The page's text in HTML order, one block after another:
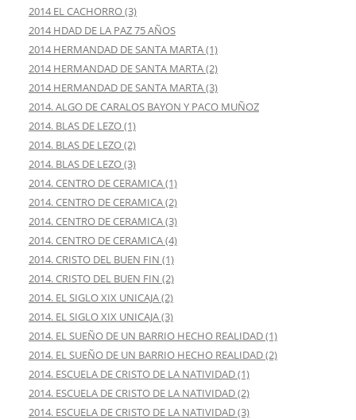
2014 EL CACHORRO (3)
2014 HDAD DE LA PAZ 75 AÑOS
2014 HERMANDAD DE SANTA MARTA (1)
2014 HERMANDAD DE SANTA MARTA (2)
2014 HERMANDAD DE SANTA MARTA (3)
2014. ALGO DE CARALOS BAYON Y PACO MUÑOZ
2014. BLAS DE LEZO (1)
2014. BLAS DE LEZO (2)
2014. BLAS DE LEZO (3)
2014. CENTRO DE CERAMICA (1)
2014. CENTRO DE CERAMICA (2)
2014. CENTRO DE CERAMICA (3)
2014. CENTRO DE CERAMICA (4)
2014. CRISTO DEL BUEN FIN (1)
2014. CRISTO DEL BUEN FIN (2)
2014. EL SIGLO XIX UNICAJA (2)
2014. EL SIGLO XIX UNICAJA (3)
2014. EL SUEÑO DE UN BARRIO HECHO REALIDAD (1)
2014. EL SUEÑO DE UN BARRIO HECHO REALIDAD (2)
2014. ESCUELA DE CRISTO DE LA NATIVIDAD (1)
2014. ESCUELA DE CRISTO DE LA NATIVIDAD (2)
2014. ESCUELA DE CRISTO DE LA NATIVIDAD (3)